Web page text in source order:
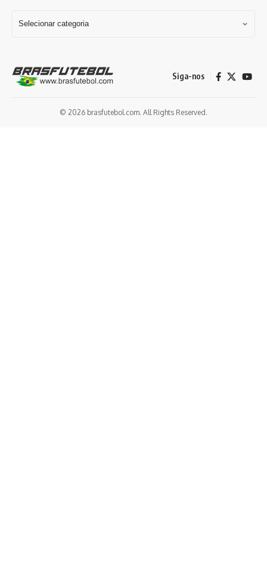
Siga-nos
© 2026 brasfutebol.com. All Rights Reserved.